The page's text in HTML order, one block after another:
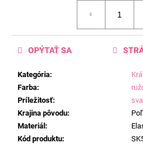
Kategória:
Farba:
Príležitosť:
Krajina pôvodu:
Materiál :
Kód produktu:
OPÝTAŤ SA